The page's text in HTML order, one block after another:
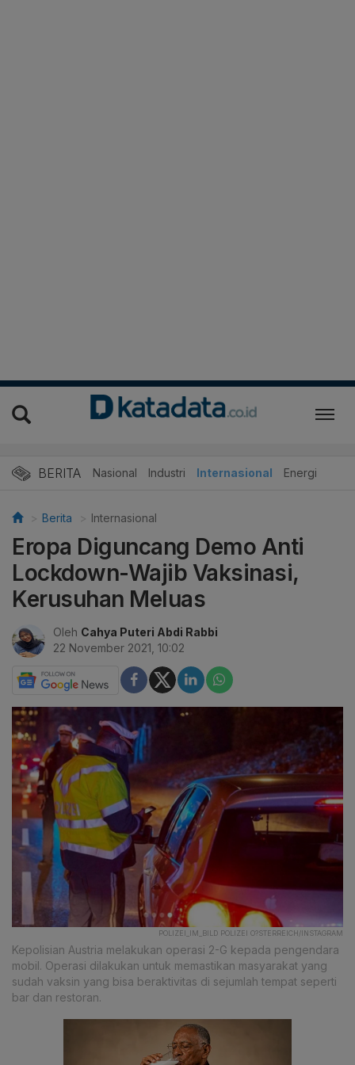
BERITA Nasional Industri Internasional Energi
Berita Internasional
Eropa Diguncang Demo Anti
Lockdown-Wajib Vaksinasi,
Kerusuhan Meluas
Oleh Cahya Puteri Abdi Rabbi
22 November 2021, 10:02
POLIZEI_IM_BILD POLIZEI O?STERREICH/INSTAGRAM
Kepolisian Austria melakukan operasi 2-G kepada pengendara
mobil. Operasi dilakukan untuk memastikan masyarakat yang
sudah vaksin yang bisa beraktivitas di sejumlah tempat seperti
bar dan restoran.